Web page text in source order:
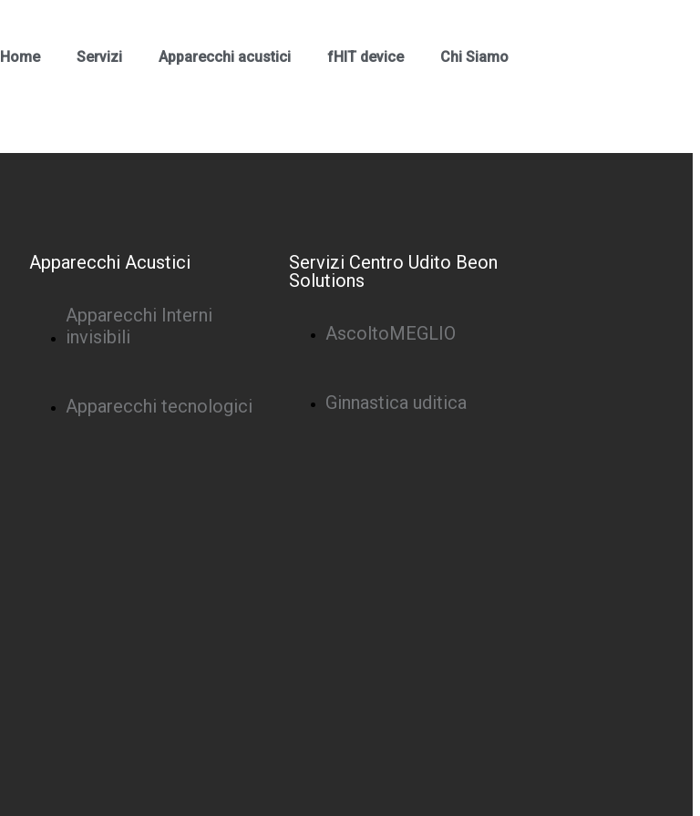
Home Servizi Apparecchi acustici fHIT device Chi Siamo
Apparecchi Acustici
Apparecchi Interni
invisibili
Apparecchi tecnologici
Servizi Centro Udito Beon
Solutions
AscoltoMEGLIO
Ginnastica uditica